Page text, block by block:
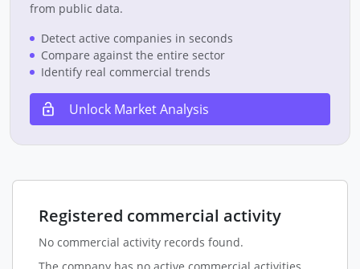
from public data.
Detect active companies in seconds
Compare against the entire sector
Identify real commercial trends
Unlock Market Analysis
Registered commercial activity
No commercial activity records found.